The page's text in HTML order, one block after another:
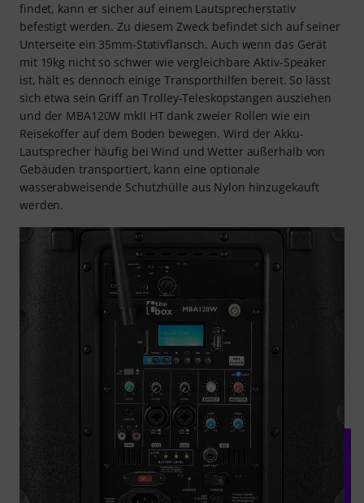
findet, kann er sicher auf einem Lautsprecherstativ
befestigt werden. Zu diesem Zweck befindet sich auf seiner
Unterseite ein 35mm-Stativflansch. Auch wenn das Gerät
mit 19kg nicht so schwer wie vergleichbare Aktiv-Speaker
ist, hält es dennoch einige Transporthilfen bereit. So lässt
sich etwa sein Griff an Trolley-Teleskopstangen ausziehen
und der MBA120W mkII HT dank zweier Rollen wie ein
Reisekoffer auf dem Boden bewegen. Wird der Akku-
Lautsprecher häufig bei Wind und Wetter außerhalb von
Gebäuden transportiert, kann eine optionale
wasserabweisende Schutzhülle aus Nylon hinzugekauft
werden.